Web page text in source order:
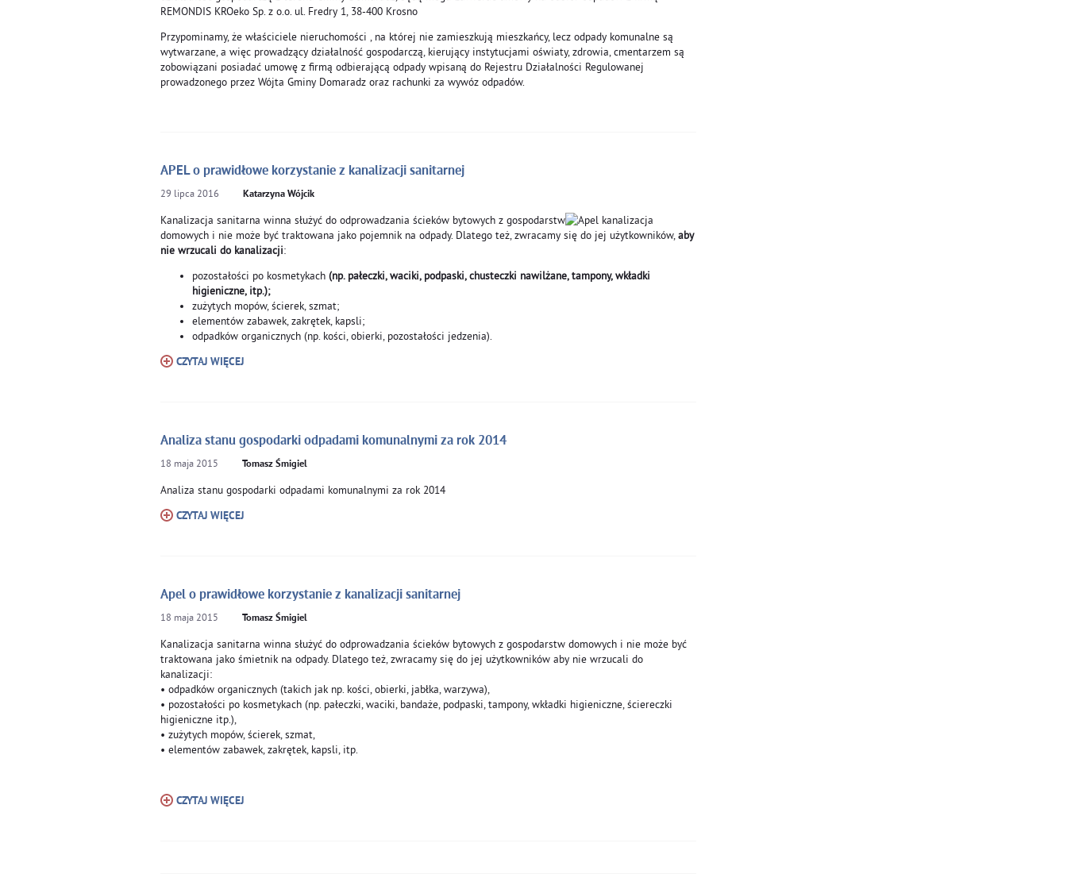
REMONDIS KROeko Sp. z o.o. ul. Fredry 1, 38-400 Krosno
Przypominamy, że właściciele nieruchomości , na której nie zamieszkują mieszkańcy, lecz odpady komunalne są
wytwarzane, a więc prowadzący działalność gospodarczą, kierujący instytucjami oświaty, zdrowia, cmentarzem są
zobowiązani posiadać umowę z firmą odbierającą odpady wpisaną do Rejestru Działalności Regulowanej
prowadzonego przez Wójta Gminy Domaradz oraz rachunki za wywóz odpadów.
APEL o prawidłowe korzystanie z kanalizacji sanitarnej
29 lipca 2016 Katarzyna Wójcik
Kanalizacja sanitarna winna służyć do odprowadzania ścieków bytowych z gospodarstw
domowych i nie może być traktowana jako pojemnik na odpady. Dlatego też, zwracamy się do jej użytkowników,aby
nie wrzucali do kanalizacji:
pozostałości po kosmetykach (np. pałeczki, waciki, podpaski, chusteczki nawilżane, tampony, wkładki
higieniczne, itp.);
zużytych mopów, ścierek, szmat;
elementów zabawek, zakrętek, kapsli;
odpadków organicznych (np. kości, obierki, pozostałości jedzenia).
CZYTAJ WIĘCEJ
Analiza stanu gospodarki odpadami komunalnymi za rok 2014
18 maja 2015 Tomasz Śmigiel
Analiza stanu gospodarki odpadami komunalnymi za rok 2014
CZYTAJ WIĘCEJ
Apel o prawidłowe korzystanie z kanalizacji sanitarnej
18 maja 2015 Tomasz Śmigiel
Kanalizacja sanitarna winna służyć do odprowadzania ścieków bytowych z gospodarstw domowych i nie może być
traktowana jako śmietnik na odpady. Dlatego też, zwracamy się do jej użytkowników aby nie wrzucali do
kanalizacji:
• odpadków organicznych (takich jak np. kości, obierki, jabłka, warzywa),
• pozostałości po kosmetykach (np. pałeczki, waciki, bandaże, podpaski, tampony, wkładki higieniczne, ściereczki
higieniczne itp.),
• zużytych mopów, ścierek, szmat,
• elementów zabawek, zakrętek, kapsli, itp.
CZYTAJ WIĘCEJ